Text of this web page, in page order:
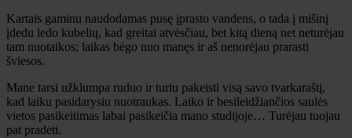
Kartais gaminu naudodamas pusę įprasto vandens, o tada į mišinį
įdedu ledo kubelių, kad greitai atvėsčiau, bet kitą dieną net neturėjau
tam nuotaikos; laikas bėgo nuo manęs ir aš nenorėjau prarasti
šviesos.
Mane tarsi užklumpa ruduo ir turiu pakeisti visą savo tvarkaraštį,
kad laiku pasidarysiu nuotraukas. Laiko ir besileidžiančios saulės
vietos pasikeitimas labai pasikeičia mano studijoje… Turėjau tuojau
pat pradėti.